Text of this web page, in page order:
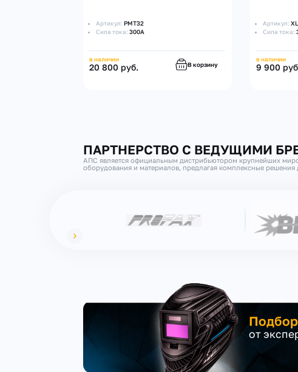
Артикул: PMT32
Сила тока: 300А
в наличии
20 800 руб. В корзину
Артикул:
Сила тока:
в наличии
9 900
ПАРТНЕРСТВО С ВЕДУЩИМИ
АПС является официальным дистрибьютором крупнейших
оборудования и материалов, предлагая комплексные решения
от